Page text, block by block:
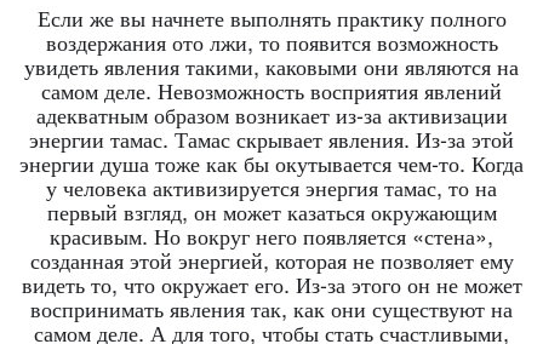
Если же вы начнете выполнять практику полного
воздержания ото лжи, то появится возможность
увидеть явления такими, каковыми они являются на
самом деле. Невозможность восприятия явлений
адекватным образом возникает из-за активизации
энергии тамас. Тамас скрывает явления. Из-за этой
энергии душа тоже как бы окутывается чем-то. Когда
у человека активизируется энергия тамас, то на
первый взгляд, он может казаться окружающим
красивым. Но вокруг него появляется «стена»,
созданная этой энергией, которая не позволяет ему
видеть то, что окружает его. Из-за этого он не может
воспринимать явления так, как они существуют на
самом деле. А для того, чтобы стать счастливыми,